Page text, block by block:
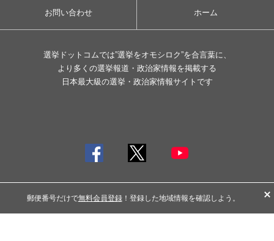
お問い合わせ ホーム
選挙ドットコムでは”選挙をオモシロク”を合言葉に、
より多くの選挙報道・政治家情報を掲載する
日本最大級の選挙・政治家情報サイトです
郵便番号だけで無料会員登録！登録した地域情報を確認しよう。